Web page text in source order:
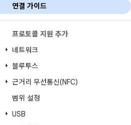
연결 가이드
프로토콜 지원 추가
네트워크
블루투스
근거리 무선통신(NFC)
범위 설정
USB